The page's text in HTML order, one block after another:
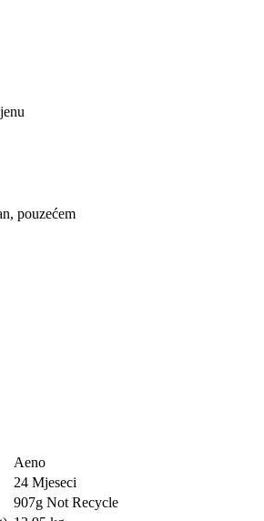
pouzećem
Aeno
24 Mjeseci
907g Not Recycle